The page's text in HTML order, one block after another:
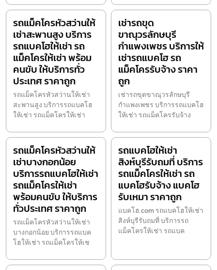
รถแม็คโครหัวสว่านให้
เช่าสะพานสูง บริการ
รถแบคโฮให้เช่า รถ
แม็คโครให้เช่า พร้อม
คนขับ ให้บริการทั่ว
ประเทศ ราคาถูก
รถแม็คโครหัวสว่านให้เช่า
สะพานสูง บริการรถแบคโฮ
ให้เช่า รถแม็คโครให้เช่า
เช่ารถขุด
ขาณุวรลักษบุรี
กำแพงเพชร บริการให้
เช่ารถแบคโฮ รถ
แม็คโครรับจ้าง ราคา
ถูก
เช่ารถขุดขาณุวรลักษบุรี
กำแพงเพชร บริการรถแบคโฮ
ให้เช่า รถแม็คโครรับจ้าง
รถแม็คโครหัวสว่านให้
เช่าบางกอกน้อย
บริการรถแบคโฮให้เช่า
รถแม็คโครให้เช่า
พร้อมคนขับ ให้บริการ
ทั่วประเทศ ราคาถูก
รถแม็คโครหัวสว่านให้เช่า
บางกอกน้อย บริการรถแบค
โฮให้เช่า รถแม็คโครให้เช
รถแบคโฮให้เช่า
สิงห์บุรีรับถมที่ บริการ
รถแม็คโครให้เช่า รถ
แบคโฮรับจ้าง แบคโฮ
รับเหมา ราคาถูก
แบคโฮ.com รถแบคโฮให้เช่า
สิงห์บุรีรับถมที่ บริการรถ
แม็คโครให้เช่า รถแบค